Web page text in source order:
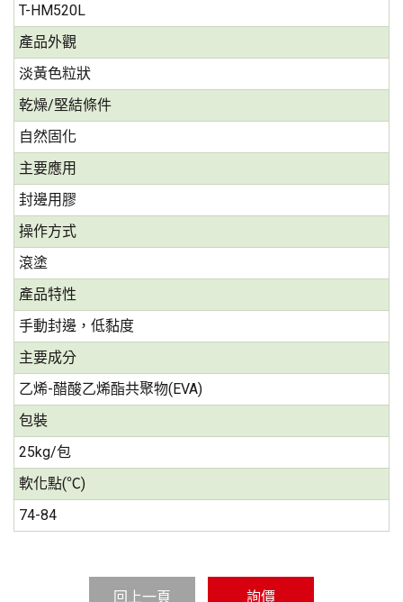
T-HM520L
產品外觀
淡黃色粒狀
乾燥/堅結條件
自然固化
主要應用
封邊用膠
操作方式
滾塗
產品特性
手動封邊，低黏度
主要成分
乙烯-醋酸乙烯酯共聚物(EVA)
包裝
25kg/包
軟化點(℃)
74-84
回上一頁 詢價